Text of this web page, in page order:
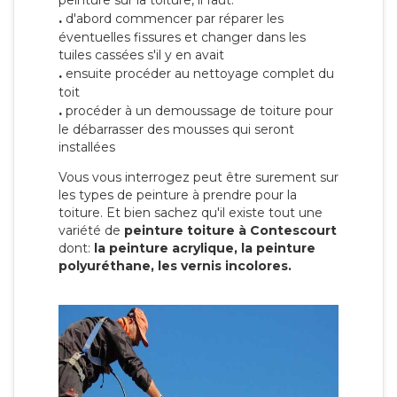
. d'abord commencer par réparer les
éventuelles fissures et changer dans les
tuiles cassées s'il y en avait
. ensuite procéder au nettoyage complet du
toit
. procéder à un demoussage de toiture pour
le débarrasser des mousses qui seront
installées
Vous vous interrogez peut être surement sur
les types de peinture à prendre pour la
toiture. Et bien sachez qu'il existe tout une
variété de peinture toiture à Contescourt
dont: la peinture acrylique, la peinture
polyuréthane, les vernis incolores.